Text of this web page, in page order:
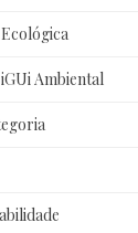
Ambiental